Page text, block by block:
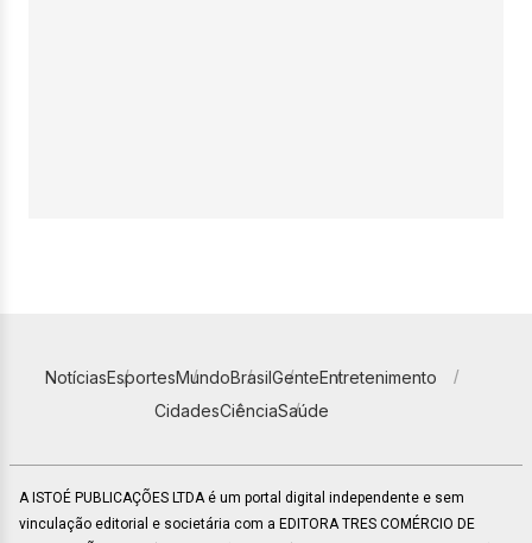
NotíciasEsportesMundoBrasilGenteEntretenimento
CidadesCiênciaSaúde
A ISTOÉ PUBLICAÇÕES LTDA é um portal digital independente e sem
vinculação editorial e societária com a EDITORA TRES COMÉRCIO DE